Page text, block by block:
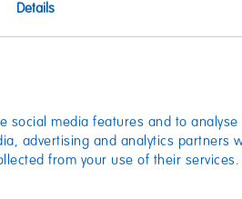
Details
social media features and to
advertising and analytics partners
from your use of their
Gruß-
deiner